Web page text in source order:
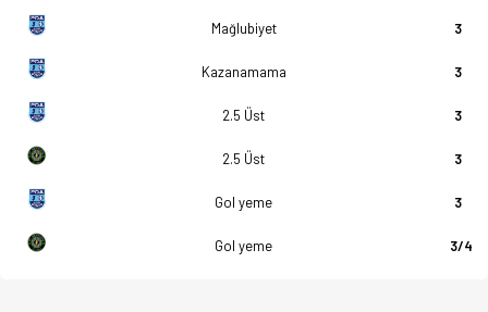
Mağlubiyet 3
Kazanamama 3
2.5 Üst 3
2.5 Üst 3
Gol yeme 3
Gol yeme 3/4